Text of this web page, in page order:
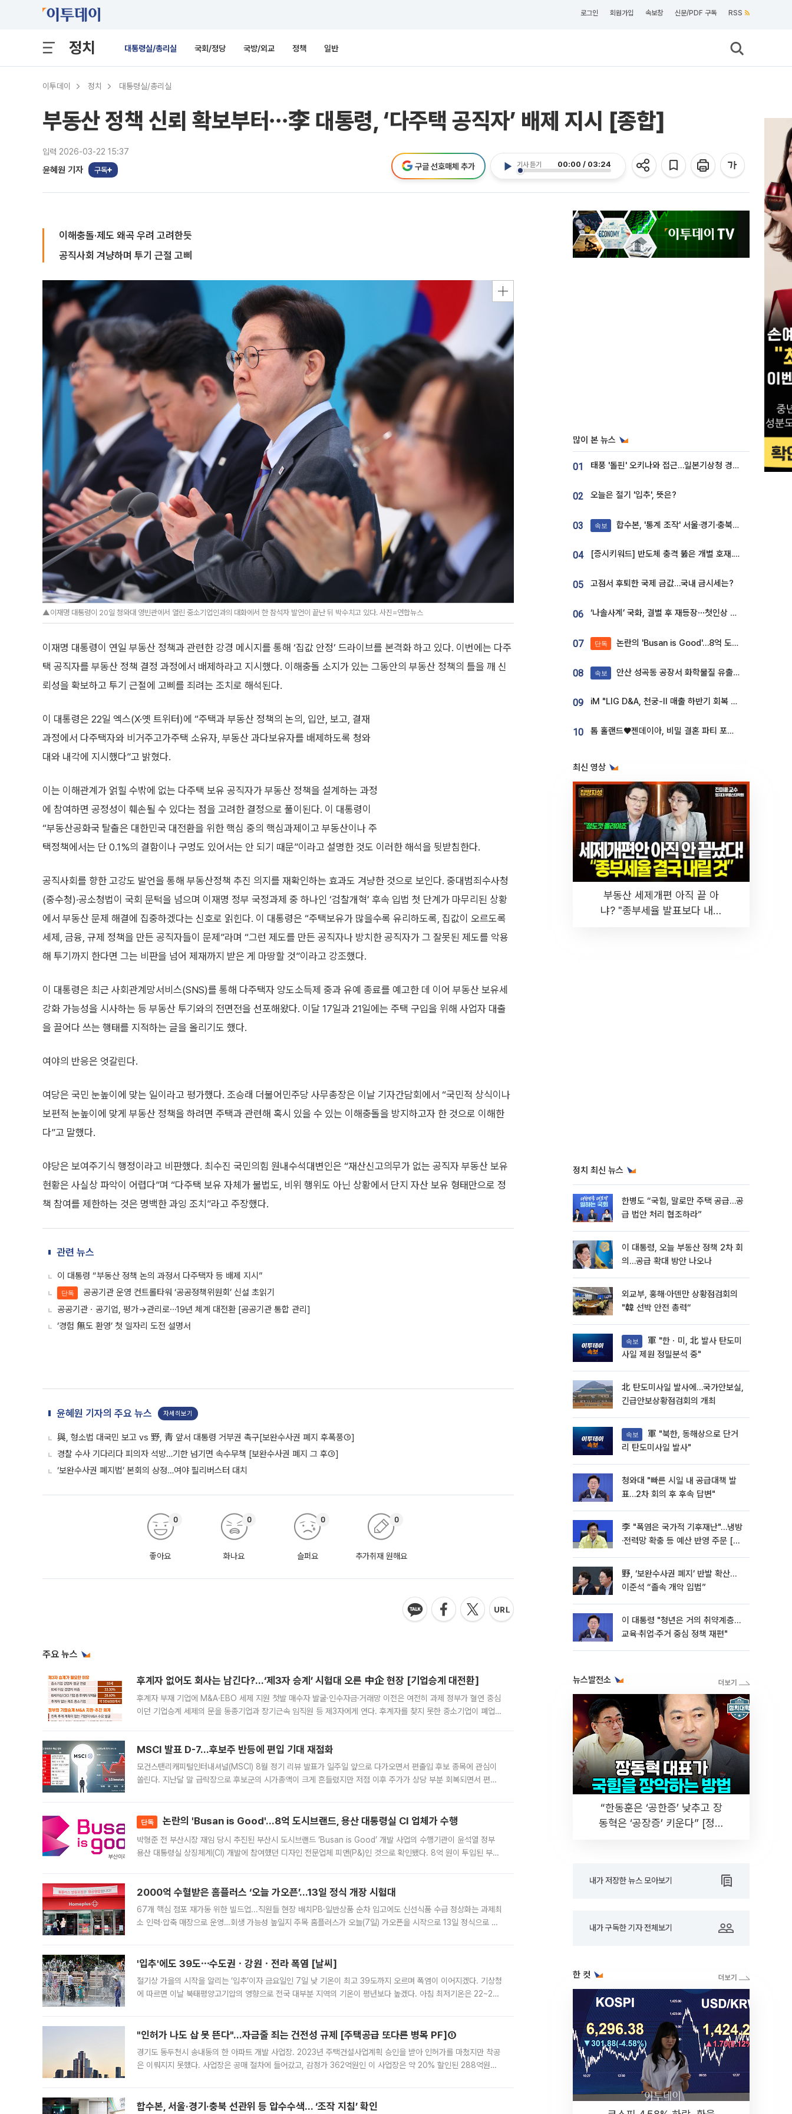
로그인 회원가입 속보창 신문/PDF 구독 RSS
정치 대통령실/총리실 국회/정당 국방/외교 정책 일반
이투데이 정치 대통령실/총리실
부동산 정책 신뢰 확보부터⋯李 대통령, ‘다주택 공직자’ 배제 지시 [종합]
입력 2026-03-22 15:37
윤혜원 기자 구독
기사 듣기 00:00 / 03:24
구글 선호매체 추가
이해충돌·제도 왜곡 우려 고려한듯
공직사회 겨냥하며 투기 근절 고삐
▲이재명 대통령이 20일 청와대 영빈관에서 열린 중소기업인과의 대화에서 한 참석자 발언이 끝난 뒤 박수치고 있다. 사진=연합뉴스
이재명 대통령이 연일 부동산 정책과 관련한 강경 메시지를 통해 ‘집값 안정’ 드라이브를 본격화 하고 있다. 이번에는 다주
택 공직자를 부동산 정책 결정 과정에서 배제하라고 지시했다. 이해충돌 소지가 있는 그동안의 부동산 정책의 틀을 깨 신
뢰성을 확보하고 투기 근절에 고삐를 죄려는 조치로 해석된다.
이 대통령은 22일 엑스(X·옛 트위터)에 “주택과 부동산 정책의 논의, 입안, 보고, 결재
과정에서 다주택자와 비거주고가주택 소유자, 부동산 과다보유자를 배제하도록 청와
대와 내각에 지시했다”고 밝혔다.
이는 이해관계가 얽힐 수밖에 없는 다주택 보유 공직자가 부동산 정책을 설계하는 과정
에 참여하면 공정성이 훼손될 수 있다는 점을 고려한 결정으로 풀이된다. 이 대통령이
“부동산공화국 탈출은 대한민국 대전환을 위한 핵심 중의 핵심과제이고 부동산이나 주
택정책에서는 단 0.1%의 결함이나 구멍도 있어서는 안 되기 때문”이라고 설명한 것도 이러한 해석을 뒷받침한다.
공직사회를 향한 고강도 발언을 통해 부동산정책 추진 의지를 재확인하는 효과도 겨냥한 것으로 보인다. 중대범죄수사청
(중수청)·공소청법이 국회 문턱을 넘으며 이재명 정부 국정과제 중 하나인 ‘검찰개혁’ 후속 입법 첫 단계가 마무리된 상황
에서 부동산 문제 해결에 집중하겠다는 신호로 읽힌다. 이 대통령은 “주택보유가 많을수록 유리하도록, 집값이 오르도록
세제, 금융, 규제 정책을 만든 공직자들이 문제”라며 “그런 제도를 만든 공직자나 방치한 공직자가 그 잘못된 제도를 악용
해 투기까지 한다면 그는 비판을 넘어 제재까지 받은 게 마땅할 것”이라고 강조했다.
이 대통령은 최근 사회관계망서비스(SNS)를 통해 다주택자 양도소득제 중과 유예 종료를 예고한 데 이어 부동산 보유세
강화 가능성을 시사하는 등 부동산 투기와의 전면전을 선포해왔다. 이달 17일과 21일에는 주택 구입을 위해 사업자 대출
을 끌어다 쓰는 행태를 지적하는 글을 올리기도 했다.
여야의 반응은 엇갈린다.
여당은 국민 눈높이에 맞는 일이라고 평가했다. 조승래 더불어민주당 사무총장은 이날 기자간담회에서 “국민적 상식이나
보편적 눈높이에 맞게 부동산 정책을 하려면 주택과 관련해 혹시 있을 수 있는 이해충돌을 방지하고자 한 것으로 이해한
다”고 말했다.
야당은 보여주기식 행정이라고 비판했다. 최수진 국민의힘 원내수석대변인은 “재산신고의무가 없는 공직자 부동산 보유
현황은 사실상 파악이 어렵다”며 “다주택 보유 자체가 불법도, 비위 행위도 아닌 상황에서 단지 자산 보유 형태만으로 정
책 참여를 제한하는 것은 명백한 과잉 조치”라고 주장했다.
관련 뉴스
이 대통령 “부동산 정책 논의 과정서 다주택자 등 배제 지시”
단독
공공기관 운영 컨트롤타워 ‘공공정책위원회’ 신설 초읽기
공공기관ㆍ공기업, 평가→관리로⋯19년 체계 대전환 [공공기관 통합 관리]
‘경험 無도 환영’ 첫 일자리 도전 설명서
윤혜원 기자의 주요 뉴스 자세히보기
與, 형소법 대국민 보고 vs 野, 靑 앞서 대통령 거부권 촉구[보완수사권 폐지 후폭풍①]
경찰 수사 기다리다 피의자 석방…기한 넘기면 속수무책 [보완수사권 폐지 그 후①]
‘보완수사권 폐지법’ 본회의 상정…여야 필리버스터 대치
좋아요
0
화나요
0
슬퍼요
0
추가취재 원해요
0
주요 뉴스
후계자 없어도 회사는 남긴다?…‘제3자 승계’ 시험대 오른 中企 현장 [기업승계 대전환]
후계자 부재 기업에 M&A·EBO 세제 지원 첫발 매수자 발굴·인수자금·거래망 이전은 여전히 과제 정부가 혈연 중심
이던 기업승계 세제의 문을 동종기업과 장기근속 임직원 등 제3자에게 연다. 후계자를 찾지 못한 중소기업이 폐업
MSCI 발표 D-7…후보주 반등에 편입 기대 재점화
모건스탠리캐피털인터내셔널(MSCI) 8월 정기 리뷰 발표가 일주일 앞으로 다가오면서 편출입 후보 종목에 관심이
쏠린다. 지난달 말 급락장으로 후보군의 시가총액이 크게 흔들렸지만 저점 이후 주가가 상당 부분 회복되면서 편입
단독 논란의 'Busan is Good'…8억 도시브랜드, 용산 대통령실 CI 업체가 수행
박형준 전 부산시장 재임 당시 추진된 부산시 도시브랜드 ‘Busan is Good’ 개발 사업의 수행기관이 윤석열 정부
용산 대통령실 상징체계(CI) 개발에 참여했던 디자인 전문업체 피앤(P&)인 것으로 확인됐다. 8억 원이 투입된 부산
2000억 수혈받은 홈플러스 ‘오늘 가오픈’...13일 정식 개장 시험대
67개 핵심 점포 재가동 위한 빌드업...직원들 현장 배치PB·일반상품 순차 입고에도 신선식품 수급 정상화는 과제최
소 인력·압축 매장으로 운영…회생 가능성 높일지 주목 홈플러스가 오늘(7일) 가오픈을 시작으로 13일 정식으로 재
'입추'에도 39도⋯수도권ㆍ강원ㆍ전라 폭염 [날씨]
절기상 가을의 시작을 알리는 ‘입추’이자 금요일인 7일 낮 기온이 최고 39도까지 오르며 폭염이 이어지겠다. 기상청
에 따르면 이날 북태평양고기압의 영향으로 전국 대부분 지역의 기온이 평년보다 높겠다. 아침 최저기온은 22~27
"인허가 나도 삽 못 뜬다"…자금줄 죄는 건전성 규제 [주택공급 또다른 병목 PF]①
경기도 동두천시 송내동의 한 아파트 개발 사업장. 2023년 주택건설사업계획 승인을 받아 인허가를 마쳤지만 착공
은 이뤄지지 못했다. 사업장은 공매 절차에 들어갔고, 감정가 362억원인 이 사업장은 약 20% 할인된 288억원에
합수본, 서울·경기·충북 선관위 등 압수수색… ‘조작 지침’ 확인
많이 본 뉴스
01 태풍 '돌핀' 오키나와 접근…일본기상청 경로 업데이트
02 오늘은 절기 '입추', 뜻은?
03 속보 합수본, '통계 조작' 서울·경기·충북 선관위 등 추가 압수수색
04 [증시키워드] 반도체 충격 뚫은 개별 호재...포스코퓨처엠·에코프로·한화솔루션 '눈길'
05 고점서 후퇴한 국제 금값…국내 금시세는?
06 ‘나솔사계’ 국화, 결별 후 재등장⋯첫인상 투표 휩쓸고 ‘인기녀’ 등극
07 단독 논란의 'Busan is Good'…8억 도시브랜드, 용산 대통령실 CI 업체가 수행
08 속보 안산 성곡동 공장서 화학물질 유출 사고 발생
09 iM "LIG D&A, 천궁-II 매출 하반기 회복 전망…방산 톱픽 유지"
10 톰 홀랜드♥젠데이아, 비밀 결혼 파티 포착⋯호텔 대관비만 9억
최신 영상
부동산 세제개편 아직 끝 아
냐? "종부세율 발표보다 내릴
정치 최신 뉴스
한병도 “국힘, 말로만 주택 공급…공
급 법안 처리 협조하라”
이 대통령, 오늘 부동산 정책 2차 회
의…공급 확대 방안 나오나
외교부, 홍해·아덴만 상황점검회의
"韓 선박 안전 총력“
속보
사일 제원 정밀분석 중"
北 탄도미사일 발사에…국가안보실,
긴급안보상황점검회의 개최
속보
리 탄도미사일 발사"
청와대 "빠른 시일 내 공급대책 발
표…2차 회의 후 후속 답변"
李 "폭염은 국가적 기후재난"…냉방
·전력망 확충 등 예산 반영 주문 [종
野, ‘보완수사권 폐지’ 반발 확산…
이준석 “졸속 개악 입법”
이 대통령 "청년은 거의 취약계층…
교육·취업·주거 중심 정책 재편"
뉴스발전소
“한동훈은 ‘공한증’ 낮추고 장
동혁은 ‘공장증’ 키운다” [정치
내가 저장한 뉴스 모아보기
내가 구독한 기자 전체보기
한 컷